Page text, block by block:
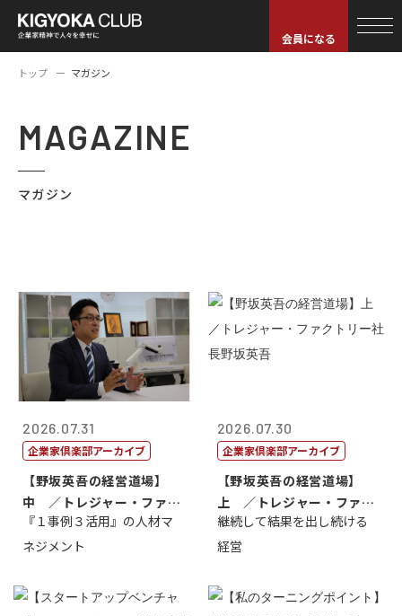
会員になる
トップ マガジン
MAGAZINE
マガジン
2026.07.31
企業家倶楽部アーカイブ
【野坂英吾の経営道場】
中 ／トレジャー・ファク
トリー社長野坂...
『１事例３活用』の人材マ
ネジメント
2026.07.30
企業家倶楽部アーカイブ
【野坂英吾の経営道場】
上 ／トレジャー・ファク
トリー社長野坂...
継続して結果を出し続ける
経営